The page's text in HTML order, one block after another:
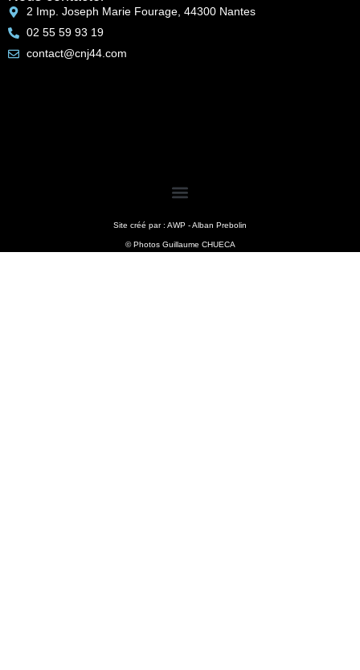
2 Imp. Joseph Marie Fourage, 44300 Nantes
02 55 59 93 19
contact@cnj44.com
Site créé par : AWP - Alban Prebolin
© Photos Guillaume CHUECA